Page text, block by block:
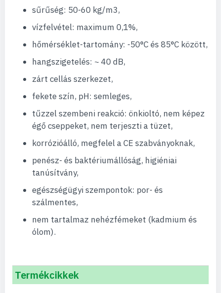
sűrűség: 50-60 kg/m3,
vízfelvétel: maximum 0,1%,
hőmérséklet-tartomány: -50°C és 85°C között,
hangszigetelés: ~ 40 dB,
zárt cellás szerkezet,
fekete szín, pH: semleges,
tűzzel szembeni reakció: önkioltó, nem képez
égő cseppeket, nem terjeszti a tüzet,
korrózióálló, megfelel a CE szabványoknak,
penész- és baktériumállóság, higiéniai
tanúsítvány,
egészségügyi szempontok: por- és
szálmentes,
nem tartalmaz nehézfémeket (kadmium és
ólom).
Termékcikkek